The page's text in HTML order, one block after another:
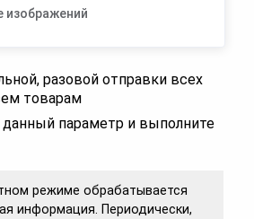
изображений
разовой отправки всех
товарам
данный параметр и выполните
режиме обрабатывается
информация. Периодически,